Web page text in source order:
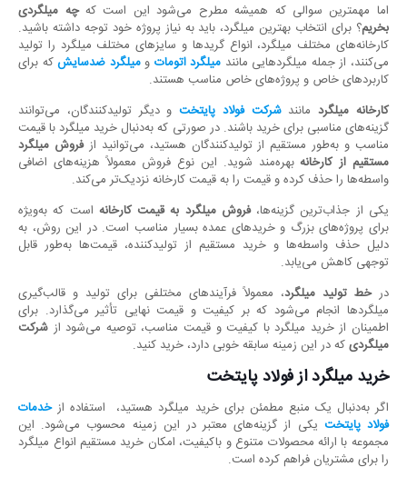
اما مهمترین سوالی که همیشه مطرح می‌شود این است کهچه میلگردی
بخریم؟ برای انتخاب بهترین میلگرد، باید به نیاز پروژه خود توجه داشته باشید.
کارخانه‌های مختلف میلگرد، انواع گریدها و سایزهای مختلف میلگرد را تولید
می‌کنند، از جمله میلگردهایی مانند میلگرد اتومات ومیلگرد ضدسایشکه برای
کاربردهای خاص و پروژه‌های خاص مناسب هستند.
کارخانه میلگردمانندشرکت فولاد پایتختو دیگر تولیدکنندگان، می‌توانند
گزینه‌های مناسبی برای خرید باشند. در صورتی که به‌دنبال خرید میلگرد با قیمت
مناسب و به‌طور مستقیم از تولیدکنندگان هستید، می‌توانید ازفروش میلگرد
مستقیم از کارخانهبهره‌مند شوید. این نوع فروش معمولاً هزینه‌های اضافی
واسطه‌ها را حذف کرده و قیمت را به قیمت کارخانه نزدیک‌تر می‌کند.
یکی از جذاب‌ترین گزینه‌ها،فروش میلگرد به قیمت کارخانه است که به‌ویژه
برای پروژه‌های بزرگ و خریدهای عمده بسیار مناسب است. در این روش، به
دلیل حذف واسطه‌ها و خرید مستقیم از تولیدکننده، قیمت‌ها به‌طور قابل
توجهی کاهش می‌یابد.
درخط تولید میلگرد، معمولاً فرآیندهای مختلفی برای تولید و قالب‌گیری
میلگردها انجام می‌شود که بر کیفیت و قیمت نهایی تأثیر می‌گذارد. برای
اطمینان از خرید میلگرد با کیفیت و قیمت مناسب، توصیه می‌شود از شرکت
میلگردیکه در این زمینه سابقه خوبی دارد، خرید کنید.
خرید میلگرد از فولاد پایتخت
اگر به‌دنبال یک منبع مطمئن برای خرید میلگرد هستید، استفاده ازخدمات
فولاد پایتخت یکی از گزینه‌های معتبر در این زمینه محسوب می‌شود. این
مجموعه با ارائه محصولات متنوع و باکیفیت، امکان خرید مستقیم انواع میلگرد
را برای مشتریان فراهم کرده است.